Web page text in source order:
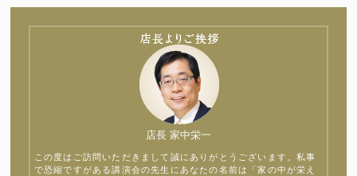
店長 家中栄一
この度はご訪問いただきまして誠にありがとうございます。私事
で恐縮ですがある講演会の先生にあなたの名前は「家の中が栄え